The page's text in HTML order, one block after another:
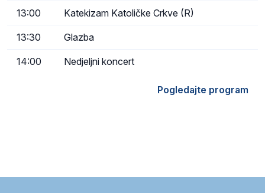
13:00 Katekizam Katoličke Crkve (R)
13:30 Glazba
14:00 Nedjeljni koncert
Pogledajte program